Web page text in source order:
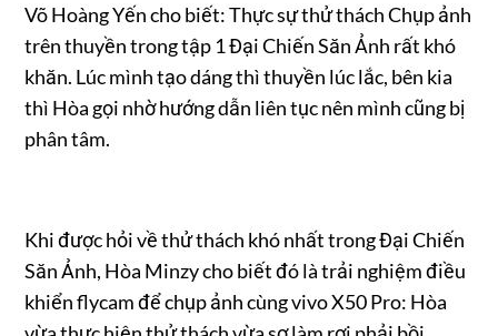
Võ Hoàng Yến cho biết: Thực sự thử thách Chụp ảnh
trên thuyền trong tập 1 Đại Chiến Săn Ảnh rất khó
khăn. Lúc mình tạo dáng thì thuyền lúc lắc, bên kia
thì Hòa gọi nhờ hướng dẫn liên tục nên mình cũng bị
phân tâm.
Khi được hỏi về thử thách khó nhất trong Đại Chiến
Săn Ảnh, Hòa Minzy cho biết đó là trải nghiệm điều
khiển flycam để chụp ảnh cùng vivo X50 Pro: Hòa